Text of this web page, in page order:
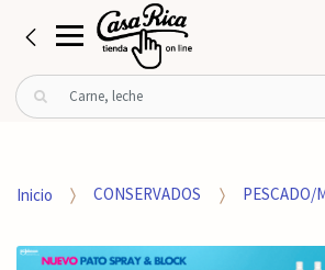
B
u
r
o
Inicio CONSERVADOS PESCADO/